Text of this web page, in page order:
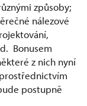
způsoby;
nálezové
Bonusem
z nich nyní
postupně